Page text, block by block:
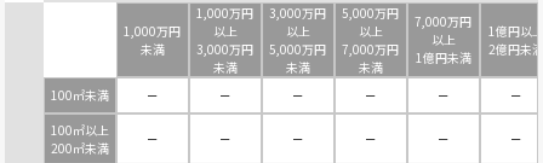
1,000万円
未満
1,000万円
以上
3,000万円
未満
3,000万円
以上
5,000万円
未満
5,000万円
以上
7,000万円
未満
7,000万円
以上
1億円未満
1億円以上
2億円未満
100㎡未満 － － － － －
－
100㎡以上
200㎡未満
－ － － － －
－